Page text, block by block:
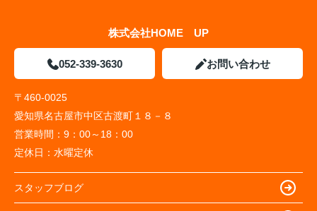
株式会社HOME UP
052-339-3630 お問い合わせ
〒460-0025
愛知県名古屋市中区古渡町１８－８
営業時間： 9：00～18：00
定休日： 水曜定休
スタッフブログ